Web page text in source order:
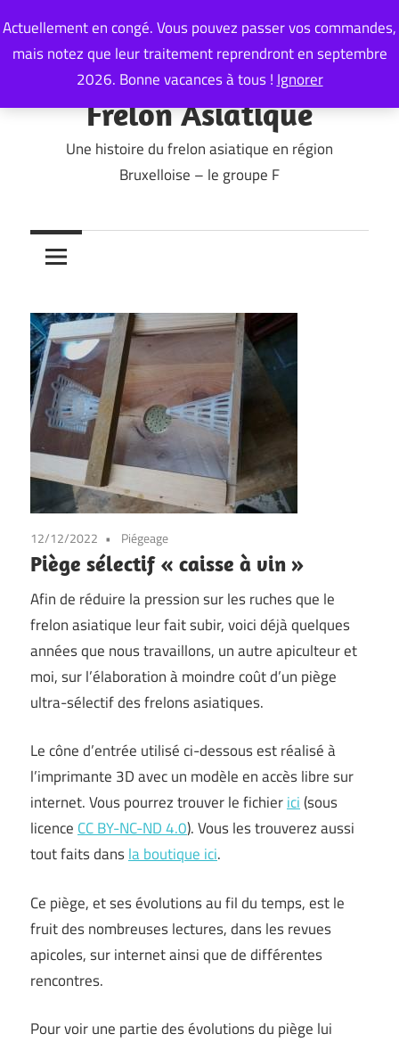
Actuellement en congé. Vous pouvez passer vos commandes,
mais notez que leur traitement reprendront en septembre
2026. Bonne vacances à tous ! Ignorer
to
content
Frelon Asiatique
Une histoire du frelon asiatique en région
Bruxelloise – le groupe F
12/12/2022 Piégeage
Piège sélectif « caisse à vin »
Afin de réduire la pression sur les ruches que le
frelon asiatique leur fait subir, voici déjà quelques
années que nous travaillons, un autre apiculteur et
moi, sur l’élaboration à moindre coût d’un piège
ultra-sélectif des frelons asiatiques.
Le cône d’entrée utilisé ci-dessous est réalisé à
l’imprimante 3D avec un modèle en accès libre sur
internet. Vous pourrez trouver le fichierici(sous
licenceCC BY-NC-ND 4.0). Vous les trouverez aussi
tout faits dansla boutique ici.
Ce piège, et ses évolutions au fil du temps, est le
fruit des nombreuses lectures, dans les revues
apicoles, sur internet ainsi que de différentes
rencontres.
Pour voir une partie des évolutions du piège lui